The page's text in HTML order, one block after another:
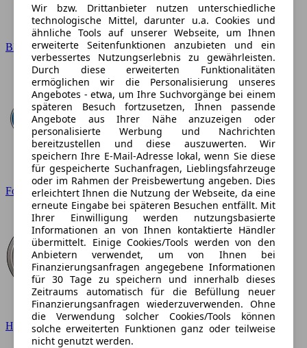
BMW
Ford
Hyundai
Wir bzw. Drittanbieter nutzen unterschiedliche
technologische Mittel, darunter u.a. Cookies und
ähnliche Tools auf unserer Webseite, um Ihnen
erweiterte Seitenfunktionen anzubieten und ein
verbessertes Nutzungserlebnis zu gewährleisten.
Durch diese erweiterten Funktionalitäten
ermöglichen wir die Personalisierung unseres
Angebotes - etwa, um Ihre Suchvorgänge bei einem
späteren Besuch fortzusetzen, Ihnen passende
Angebote aus Ihrer Nähe anzuzeigen oder
personalisierte Werbung und Nachrichten
bereitzustellen und diese auszuwerten. Wir
speichern Ihre E-Mail-Adresse lokal, wenn Sie diese
für gespeicherte Suchanfragen, Lieblingsfahrzeuge
oder im Rahmen der Preisbewertung angeben. Dies
erleichtert Ihnen die Nutzung der Webseite, da eine
erneute Eingabe bei späteren Besuchen entfällt. Mit
Ihrer Einwilligung werden nutzungsbasierte
Informationen an von Ihnen kontaktierte Händler
übermittelt. Einige Cookies/Tools werden von den
Anbietern verwendet, um von Ihnen bei
Finanzierungsanfragen angegebene Informationen
für 30 Tage zu speichern und innerhalb dieses
Zeitraums automatisch für die Befüllung neuer
Finanzierungsanfragen wiederzuverwenden. Ohne
die Verwendung solcher Cookies/Tools können
solche erweiterten Funktionen ganz oder teilweise
nicht genutzt werden.